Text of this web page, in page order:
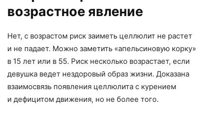
возрастное явление
Нет, с возрастом риск заиметь целлюлит не растет
и не падает. Можно заметить «апельсиновую корку»
в 15 лет или в 55. Риск несколько возрастает, если
девушка ведет нездоровый образ жизни. Доказана
взаимосвязь появления целлюлита с курением
и дефицитом движения, но не более того.